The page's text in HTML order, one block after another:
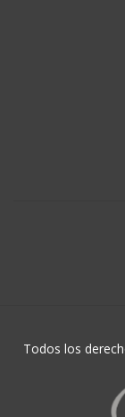
Todos los